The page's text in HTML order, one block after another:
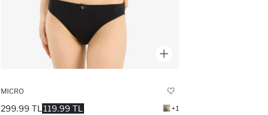
MICRO
119.99 TL
299.99 TL +1